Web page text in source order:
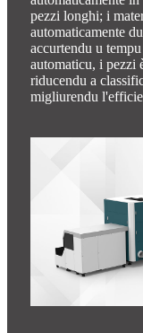
pezzi longhi; i
automaticamente
accurtendu u
automaticu, i pezzi
riducendu a
migliurendu